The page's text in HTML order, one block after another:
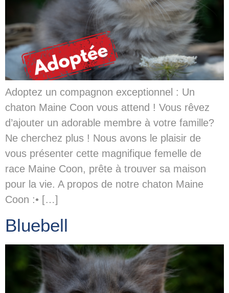
Adoptez un compagnon exceptionnel : Un
chaton Maine Coon vous attend ! Vous rêvez
d’ajouter un adorable membre à votre famille?
Ne cherchez plus ! Nous avons le plaisir de
vous présenter cette magnifique femelle de
race Maine Coon, prête à trouver sa maison
pour la vie. A propos de notre chaton Maine
Coon :• […]
Bluebell